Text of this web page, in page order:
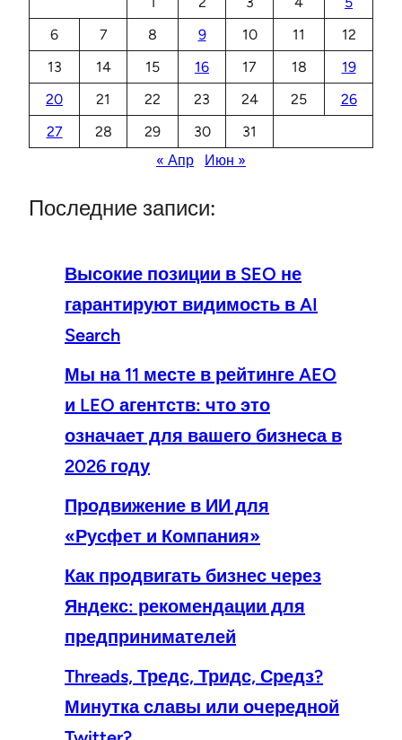
6
7 8 9 10 11
12
13
14 15 16 17 18
19
20
21 22 23 24 25
26
27
28 29 30
31
« Апр
Июн »
Последние записи:
Высокие позиции в SEO не
гарантируют видимость в AI
Search
Мы на 11 месте в рейтинге AEO
и LEO агентств: что это
означает для вашего бизнеса в
2026 году
Продвижение в ИИ для
«Русфет и Компания»
Как продвигать бизнес через
Яндекс: рекомендации для
предпринимателей
Threads, Тредс, Тридс, Средз?
Минутка славы или очередной